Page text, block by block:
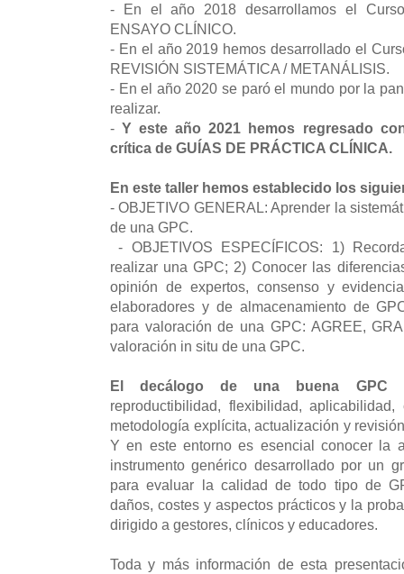
- En el año 2018 desarrollamos el
ENSAYO CLÍNICO.
- En el año 2019 hemos desarrollado el
REVISIÓN SISTEMÁTICA / METANÁLISIS.
- En el año 2020 se paró el mundo por la
realizar.
-Y este año 2021 hemos regresado
crítica de GUÍAS DE PRÁCTICA CLÍNICA.
En este taller hemos establecido los
- OBJETIVO GENERAL: Aprender la
de una GPC.
- OBJETIVOS ESPECÍFICOS: 1)
realizar una GPC; 2) Conocer las
opinión de expertos, consenso y
elaboradores y de almacenamiento de
para valoración de una GPC: AGREE,
valoración in situ de una GPC.
El decálogo de una buena GPC
reproductibilidad, flexibilidad,
metodología explícita, actualización y
Y en este entorno es esencial conocer la
instrumento genérico desarrollado por un
para evaluar la calidad de todo tipo de
daños, costes y aspectos prácticos y la
dirigido a gestores, clínicos y educadores.
Toda y más información de esta